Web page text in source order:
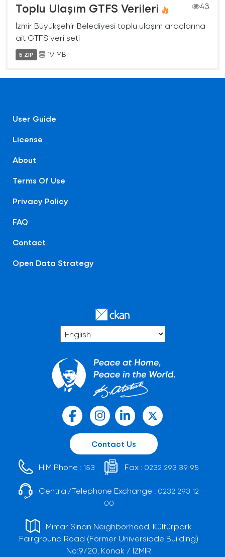
Toplu Ulaşım GTFS Verileri
43
İzmir Büyükşehir Belediyesi toplu ulaşım araçlarına
ait GTFS veri seti
5 ZIP 19 MB
User Guide
License
About
Terms Of Use
Privacy Policy
FAQ
Contact
Open Data Strategy
Contact Us
HIM Phone : 153 Fax : 0232 293 39 95
Central/Telephone Exchange : 0232 293 12
00
Mimar Sinan Neighborhood, Kültürpark
Fairground Road (Former Universiade Building)
No:9/20, Konak / İZMİR